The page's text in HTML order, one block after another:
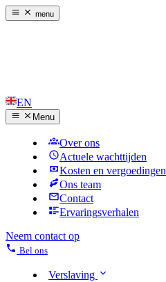
menu
EN
Menu
Over ons
Actuele wachttijden
Kosten en vergoedingen
Ons team
Contact
Ervaringsverhalen
Neem contact op
Bel ons
Verslaving